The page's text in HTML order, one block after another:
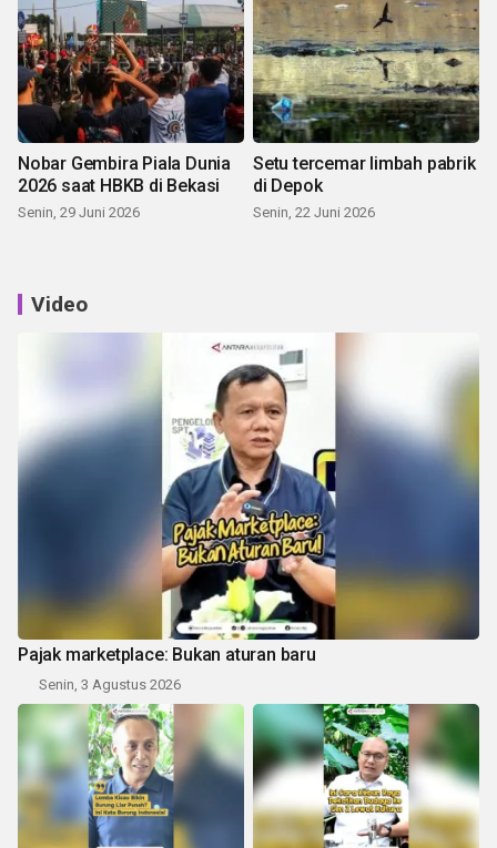
Nobar Gembira Piala Dunia
2026 saat HBKB di Bekasi
Senin, 29 Juni 2026
Setu tercemar limbah pabrik
di Depok
Senin, 22 Juni 2026
Video
Pajak marketplace: Bukan aturan baru
Senin, 3 Agustus 2026